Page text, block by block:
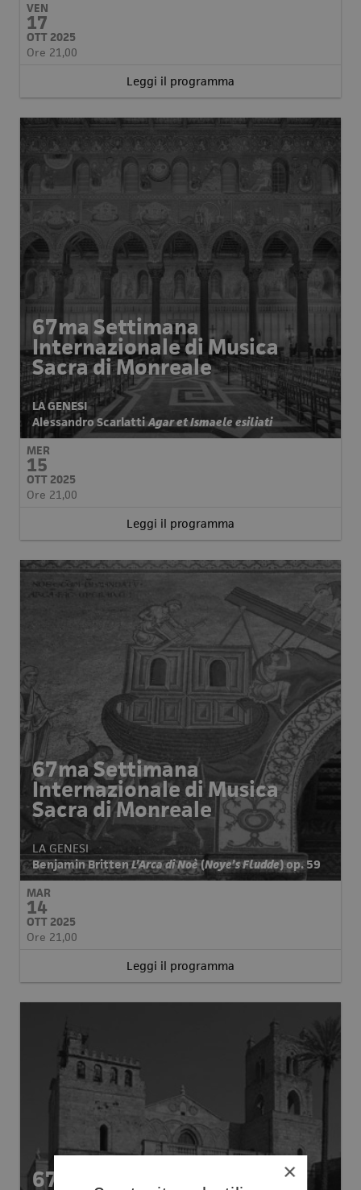
VEN
17
OTT 2025
Ore 21,00
Leggi il programma
67ma Settimana
Internazionale di Musica
Sacra di Monreale
LA GENESI
Alessandro Scarlatti Agar et Ismaele esiliati
MER
15
OTT 2025
Ore 21,00
Leggi il programma
67ma Settimana
Internazionale di Musica
Sacra di Monreale
LA GENESI
Benjamin BrittenL’Arca di Noè(Noye’s Fludde)op. 59
MAR
14
OTT 2025
Ore 21,00
Leggi il programma
67ma Settimana ×